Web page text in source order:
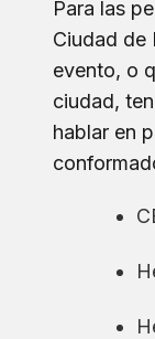
Para las
Ciudad de
evento, o
ciudad,
hablar en